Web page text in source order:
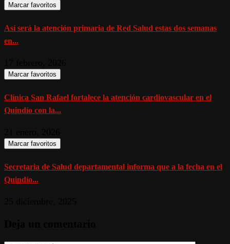
Marcar favoritos
Así será la atención primaria de Red Salud estas dos semanas
en...
Marcar favoritos
Clínica San Rafael fortalece la atención cardiovascular en el
Quindío con la...
Marcar favoritos
Secretaria de Salud departamental informa que a la fecha en el
Quindío...